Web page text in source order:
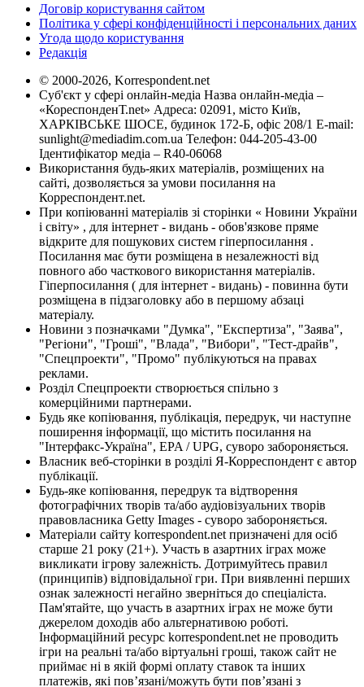
Договір користування сайтом
Політика у сфері конфіденційності і персональних даних
Угода щодо користування
Редакція
© 2000-2026, Korrespondent.net
Суб'єкт у сфері онлайн-медіа Назва онлайн-медіа –
«КореспонденТ.net» Адреса: 02091, місто Київ,
ХАРКІВСЬКЕ ШОСЕ, будинок 172-Б, офіс 208/1 E-mail:
sunlight@mediadim.com.ua Телефон: 044-205-43-00
Ідентифікатор медіа – R40-06068
Використання будь-яких матеріалів, розміщених на
сайті, дозволяється за умови посилання на
Корреспондент.net.
При копіюванні матеріалів зі сторінки « Новини України
і світу» , для інтернет - видань - обов'язкове пряме
відкрите для пошукових систем гіперпосилання .
Посилання має бути розміщена в незалежності від
повного або часткового використання матеріалів.
Гіперпосилання ( для інтернет - видань) - повинна бути
розміщена в підзаголовку або в першому абзаці
матеріалу.
Новини з позначками "Думка", "Експертиза", "Заява",
"Регіони", "Гроші", "Влада", "Вибори", "Тест-драйв",
"Спецпроекти", "Промо" публікуються на правах
реклами.
Розділ Спецпроекти створюється спільно з
комерційними партнерами.
Будь яке копіювання, публікація, передрук, чи наступне
поширення інформації, що містить посилання на
"Інтерфакс-Україна", EPA / UPG, суворо забороняється.
Власник веб-сторінки в розділі Я-Корреспондент є автор
публікації.
Будь-яке копіювання, передрук та відтворення
фотографічних творів та/або аудіовізуальних творів
правовласника Getty Images - суворо забороняється.
Матеріали сайту korrespondent.net призначені для осіб
старше 21 року (21+). Участь в азартних іграх може
викликати ігрову залежність. Дотримуйтесь правил
(принципів) відповідальної гри. При виявленні перших
ознак залежності негайно зверніться до спеціаліста.
Пам'ятайте, що участь в азартних іграх не може бути
джерелом доходів або альтернативою роботі.
Інформаційний ресурс korrespondent.net не проводить
ігри на реальні та/або віртуальні гроші, також сайт не
приймає ні в якій формі оплату ставок та інших
платежів, які пов’язані/можуть бути пов’язані з